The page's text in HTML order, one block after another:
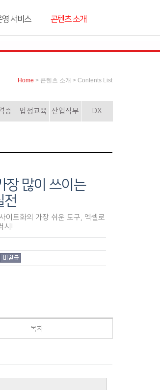
서비스 콘텐츠 소개
Home > 콘텐츠 소개 > Contents List
증 법정교육 산업직무 DX
장 많이 쓰이는
전
이트화의 가장 쉬운 도구, 엑셀로
시!
목차